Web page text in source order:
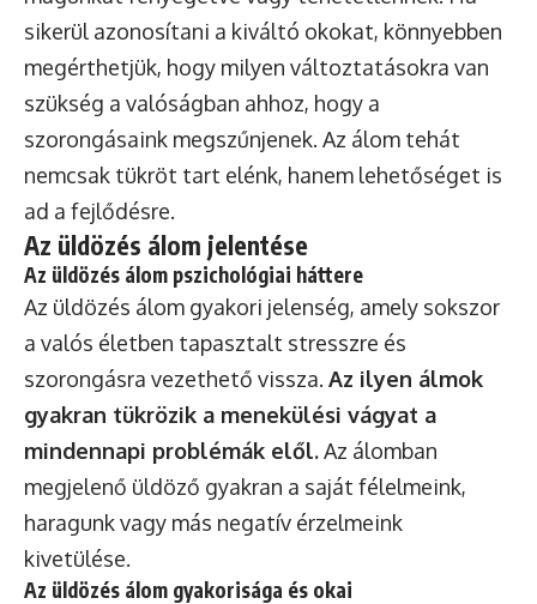
sikerül azonosítani a kiváltó okokat, könnyebben
megérthetjük, hogy milyen változtatásokra van
szükség a valóságban ahhoz, hogy a
szorongásaink megszűnjenek. Az álom tehát
nemcsak tükröt tart elénk, hanem lehetőséget is
ad a fejlődésre.
Az üldözés álom jelentése
Az üldözés álom pszichológiai háttere
Az üldözés álom gyakori jelenség, amely sokszor
a valós életben tapasztalt stresszre és
szorongásra vezethető vissza. Az ilyen álmok
gyakran tükrözik a menekülési vágyat a
mindennapi problémák elől.Az álomban
megjelenő üldöző gyakran a saját félelmeink,
haragunk vagy más negatív érzelmeink
kivetülése.
Az üldözés álom gyakorisága és okai